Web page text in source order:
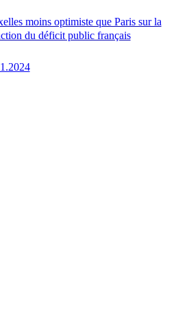
moins optimiste que Paris sur la
du déficit public français